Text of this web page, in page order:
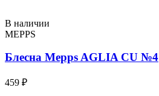
В наличии
MEPPS
Блесна Mepps AGLIA CU №4
459 ₽